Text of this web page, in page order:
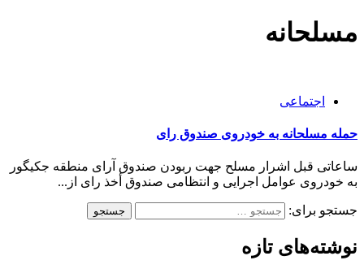
مسلحانه
اجتماعی
حمله مسلحانه به خودروی صندوق رای
ساعاتی قبل اشرار مسلح جهت ربودن صندوق آرای منطقه جکیگور
به خودروی عوامل اجرایی و انتظامی صندوق أخذ رای از...
جستجو برای:
نوشته‌های تازه